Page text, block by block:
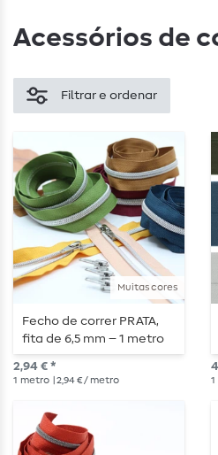
Acessórios de
Filtrar e ordenar
Muitas cores
Fecho de correr PRATA,
fita de 6,5 mm – 1 metro
de comprimento –
metalizado
2,94 € *
1 metro | 2,94 € / metro 1